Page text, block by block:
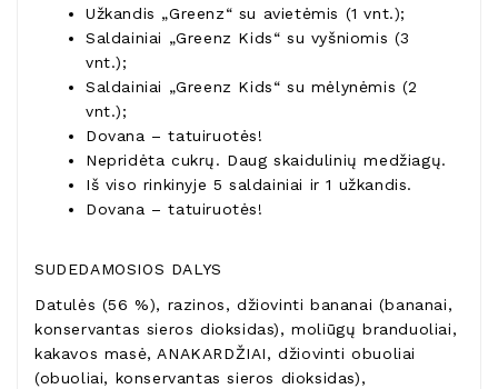
Užkandis „Greenz“ su avietėmis (1 vnt.);
Saldainiai „Greenz Kids“ su vyšniomis (3
vnt.);
Saldainiai „Greenz Kids“ su mėlynėmis (2
vnt.);
Dovana – tatuiruotės!
Nepridėta cukrų. Daug skaidulinių medžiagų.
Iš viso rinkinyje 5 saldainiai ir 1 užkandis.
Dovana – tatuiruotės!
SUDEDAMOSIOS DALYS
Datulės (56 %), razinos, džiovinti bananai (bananai,
konservantas sieros dioksidas), moliūgų branduoliai,
kakavos masė, ANAKARDŽIAI, džiovinti obuoliai
(obuoliai, konservantas sieros dioksidas),